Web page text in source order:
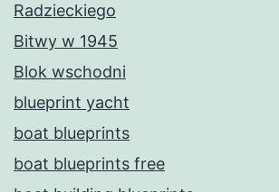
Radzieckiego
Bitwy w 1945
Blok wschodni
blueprint yacht
boat blueprints
boat blueprints free